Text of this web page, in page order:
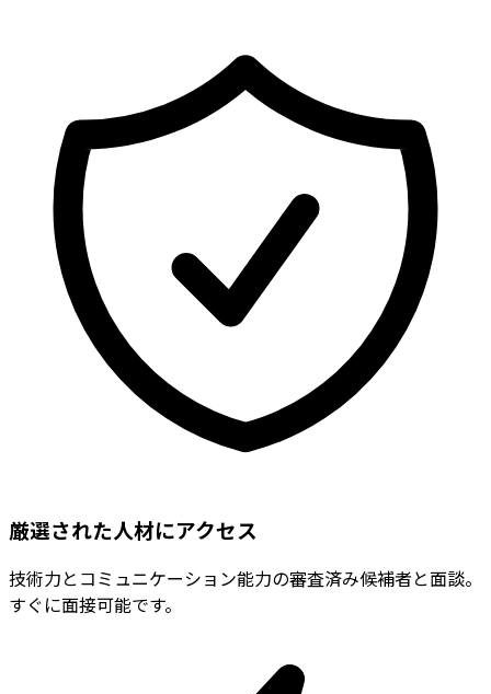
厳選された人材にアクセス
技術力とコミュニケーション能力の審査済み候補者と面談。
すぐに面接可能です。